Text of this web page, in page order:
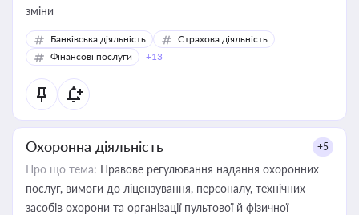
зміни
Банківська діяльність
Страхова діяльність
Фінансові послуги
+13
Охоронна діяльність +5
Про що тема: Правове регулювання надання охоронних
послуг, вимоги до ліцензування, персоналу, технічних
засобів охорони та організації пультової й фізичної